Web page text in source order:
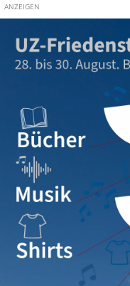
ANZEIGEN